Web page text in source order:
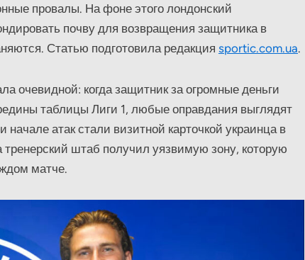
провалы. На фоне этого лондонский
почву для возвращения защитника в
Статью подготовила редакция sportic.com.ua.
очевидной: когда защитник за огромные деньги
таблицы Лиги 1, любые оправдания выглядят
атак стали визитной карточкой украинца в
штаб получил уязвимую зону, которую
матче.